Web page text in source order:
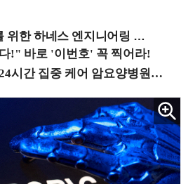
엔지니어링 입문과정 (8/20 신논현역)